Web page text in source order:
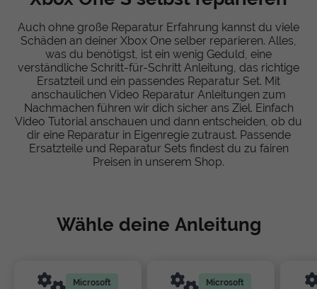
Auch ohne große Reparatur Erfahrung kannst du viele
Schäden an deiner Xbox One selber reparieren. Alles,
was du benötigst, ist ein wenig Geduld, eine
verständliche Schritt-für-Schritt Anleitung, das richtige
Ersatzteil und ein passendes Reparatur Set. Mit
anschaulichen Video Reparatur Anleitungen zum
Nachmachen führen wir dich sicher ans Ziel. Einfach
Video Tutorial anschauen und dann entscheiden, ob du
dir eine Reparatur in Eigenregie zutraust. Passende
Ersatzteile und Reparatur Sets findest du zu fairen
Preisen in unserem Shop.
Wähle deine Anleitung
Microsoft Microsoft